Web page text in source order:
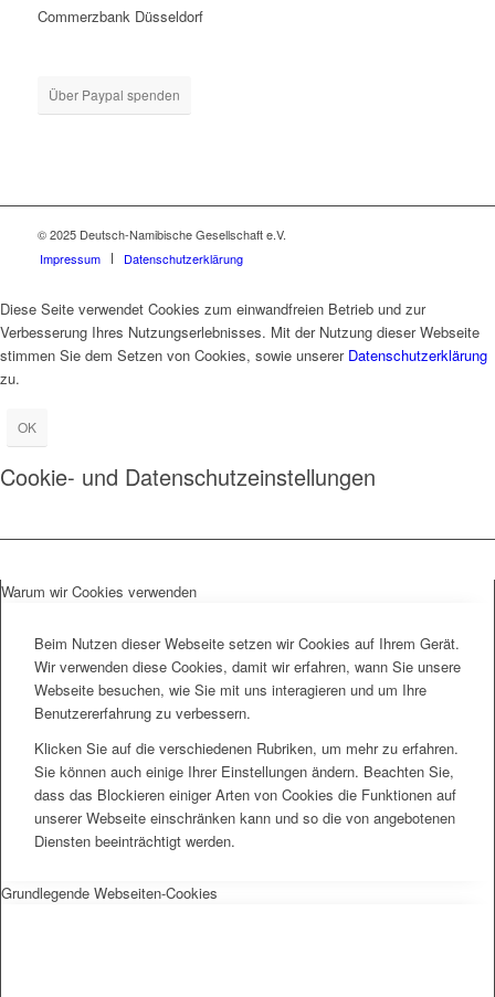
Commerzbank Düsseldorf
Über Paypal spenden
© 2025 Deutsch-Namibische Gesellschaft e.V.
Impressum
Datenschutzerklärung
Diese Seite verwendet Cookies zum einwandfreien Betrieb und zur
Verbesserung Ihres Nutzungserlebnisses. Mit der Nutzung dieser Webseite
stimmen Sie dem Setzen von Cookies, sowie unserer Datenschutzerklärung
zu.
OK
Cookie- und Datenschutzeinstellungen
Warum wir Cookies verwenden
Beim Nutzen dieser Webseite setzen wir Cookies auf Ihrem Gerät.
Wir verwenden diese Cookies, damit wir erfahren, wann Sie unsere
Webseite besuchen, wie Sie mit uns interagieren und um Ihre
Benutzererfahrung zu verbessern.
Klicken Sie auf die verschiedenen Rubriken, um mehr zu erfahren.
Sie können auch einige Ihrer Einstellungen ändern. Beachten Sie,
dass das Blockieren einiger Arten von Cookies die Funktionen auf
unserer Webseite einschränken kann und so die von angebotenen
Diensten beeinträchtigt werden.
Grundlegende Webseiten-Cookies